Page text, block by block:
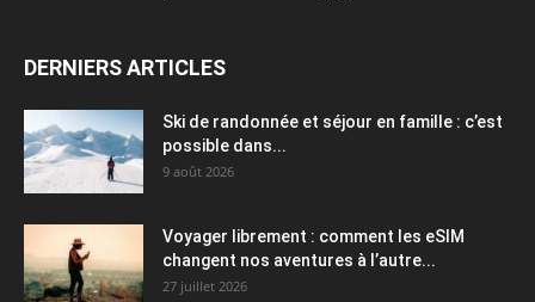
DERNIERS ARTICLES
Ski de randonnée et séjour en famille : c’est
possible dans...
9 août 2026
Voyager librement : comment les eSIM
changent nos aventures à l’autre...
27 juillet 2026